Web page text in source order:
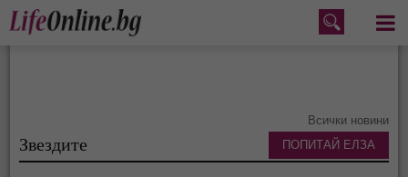
Меню
Всички новини
Звездите ПОПИТАЙ ЕЛЗА